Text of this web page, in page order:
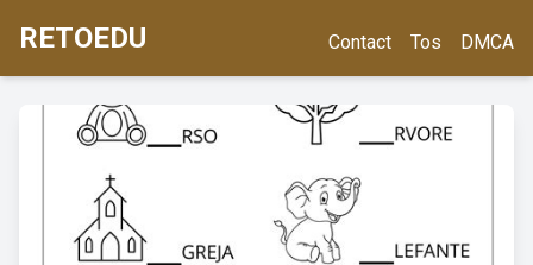
RETOEDU Contact Tos DMCA